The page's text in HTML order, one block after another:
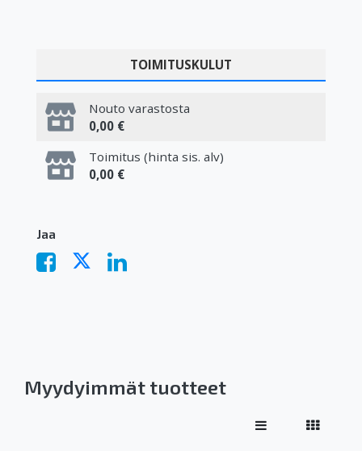
TOIMITUSKULUT
Nouto varastosta
0,00 €
Toimitus (hinta sis. alv)
0,00 €
Jaa
Myydyimmät tuotteet